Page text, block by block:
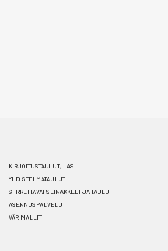
KIRJOITUSTAULUT, LASI
YHDISTELMÄTAULUT
SIIRRETTÄVÄT SEINÄKKEET JA TAULUT
ASENNUSPALVELU
VÄRIMALLIT